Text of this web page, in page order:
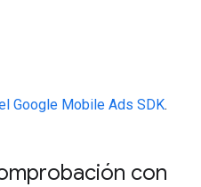
Google Mobile Ads SDK.
con